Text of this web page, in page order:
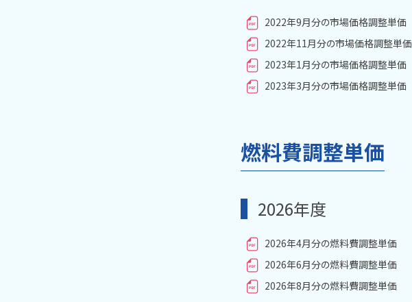
2022年9月分の市場価格調整単価
2022年11月分の市場価格調整単価
2023年1月分の市場価格調整単価
2023年3月分の市場価格調整単価
燃料費調整単価
2026年度
2026年4月分の燃料費調整単価
2026年6月分の燃料費調整単価
2026年8月分の燃料費調整単価